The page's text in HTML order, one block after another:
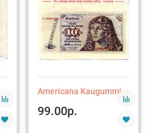
Americana Kaugummi
99.00р.